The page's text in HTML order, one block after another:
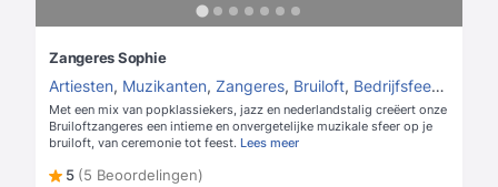
Zangeres Sophie
Artiesten, Muzikanten, Zangeres, Bruiloft, Bedrijfsfeest
Met een mix van popklassiekers, jazz en nederlandstalig creëert onze
Bruiloftzangeres een intieme en onvergetelijke muzikale sfeer op je
bruiloft, van ceremonie tot feest. Lees meer
5 (5 Beoordelingen)